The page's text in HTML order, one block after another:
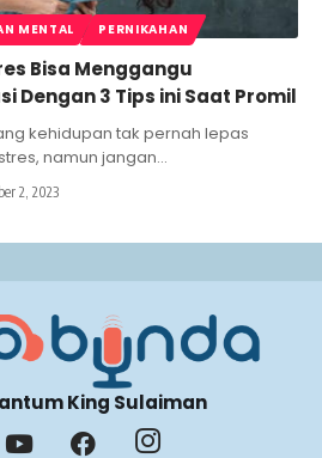
MENTAL PERNIKAHAN
Bisa Menggangu
Dengan 3 Tips ini Saat Promil
kehidupan tak pernah lepas
namun jangan…
2, 2023
King Sulaiman